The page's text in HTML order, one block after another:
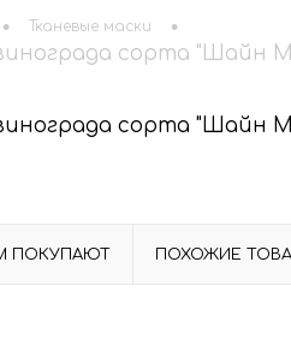
• Тканевые маски •
сорта "Шайн
сорта "Шайн
ПОКУПАЮТ ПОХОЖИЕ